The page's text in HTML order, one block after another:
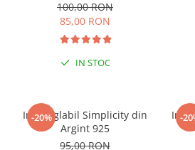
100,00 RON
85,00 RON
IN STOC
-20%
Inel reglabil Simplicity din
Argint 925
95,00 RON
-
Inel